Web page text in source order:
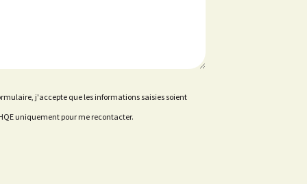
j'accepte que les informations saisies soient
uniquement pour me recontacter.